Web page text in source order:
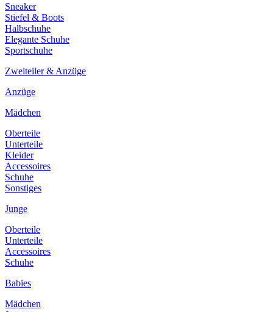
Sneaker
Stiefel & Boots
Halbschuhe
Elegante Schuhe
Sportschuhe
Zweiteiler & Anzüge
Anzüge
Mädchen
Oberteile
Unterteile
Kleider
Accessoires
Schuhe
Sonstiges
Junge
Oberteile
Unterteile
Accessoires
Schuhe
Babies
Mädchen